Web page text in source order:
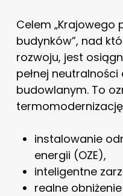
Celem „Krajowego
budynków”, nad
rozwoju, jest
pełnej
budowlanym. To
instalowanie
energii (OZE),
inteligentne
realne